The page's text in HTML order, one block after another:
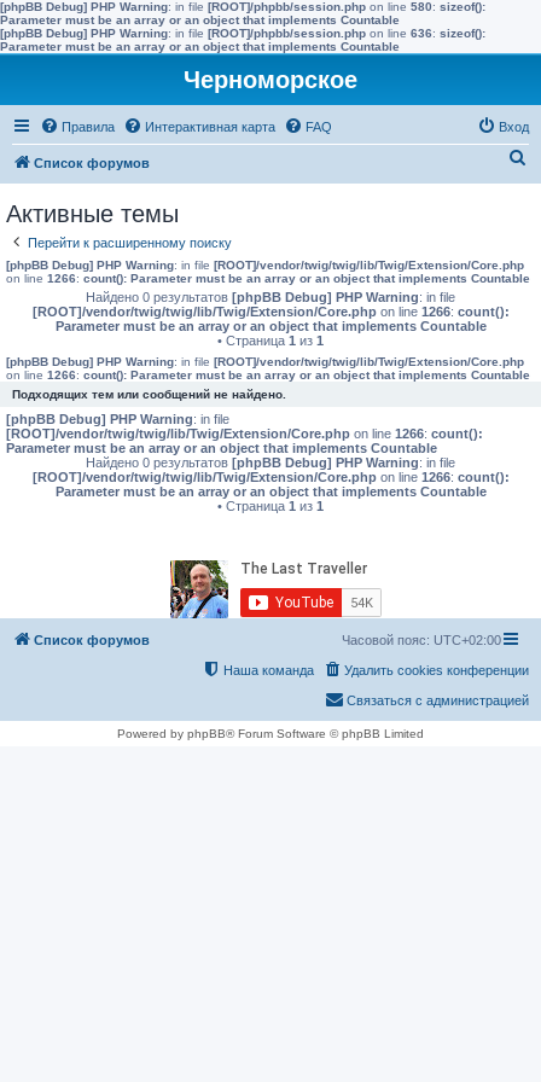
[phpBB Debug] PHP Warning: in file [ROOT]/phpbb/session.php on line 580: sizeof():
Parameter must be an array or an object that implements Countable
[phpBB Debug] PHP Warning: in file [ROOT]/phpbb/session.php on line 636: sizeof():
Parameter must be an array or an object that implements Countable
Черноморское
Правила Интерактивная карта FAQ Вход
Список форумов
к
Активные темы
Перейти к расширенному поиску
[phpBB Debug] PHP Warning: in file [ROOT]/vendor/twig/twig/lib/Twig/Extension/Core.php
on line 1266: count(): Parameter must be an array or an object that implements Countable
Найдено 0 результатов [phpBB Debug] PHP Warning: in file
[ROOT]/vendor/twig/twig/lib/Twig/Extension/Core.phpon line 1266: count():
Parameter must be an array or an object that implements Countable
• Страница 1 из 1
[phpBB Debug] PHP Warning: in file [ROOT]/vendor/twig/twig/lib/Twig/Extension/Core.php
on line 1266: count(): Parameter must be an array or an object that implements Countable
Подходящих тем или сообщений не найдено.
[phpBB Debug] PHP Warning: in file
[ROOT]/vendor/twig/twig/lib/Twig/Extension/Core.php on line 1266: count():
Parameter must be an array or an object that implements Countable
Найдено 0 результатов [phpBB Debug] PHP Warning: in file
[ROOT]/vendor/twig/twig/lib/Twig/Extension/Core.phpon line 1266: count():
Parameter must be an array or an object that implements Countable
• Страница 1 из 1
Список форумов Часовой пояс: UTC+02:00
Удалить cookies конференции
Наша команда
Связаться с администрацией
Powered by phpBB® Forum Software © phpBB Limited